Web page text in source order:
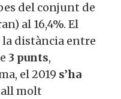
del conjunt de
al 16,4%. El
la distància entre
3 punts,
el 2019 s’ha
molt